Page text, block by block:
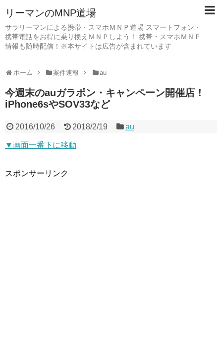
リーマンのMNP道場
サラリーマンによる携帯・スマホＭＮＰ道場 スマートフォン・
携帯電話をお得に乗り換えＭＮＰしよう！ 携帯・スマホＭＮＰ
情報も随時配信！※本サイトは広告が含まれています
ホーム 案件速報 au
今週末のauガラポン・キャンペーン開催店！
iPhone6sやSOV33など
2016/10/26 2018/2/19 au
▼画面一番下に移動
スポンサーリンク